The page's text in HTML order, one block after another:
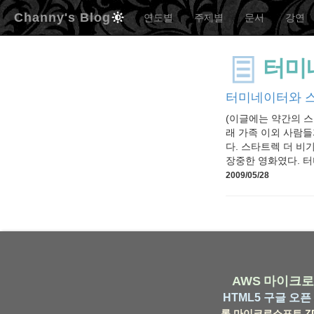
Channy's Blog 연도별 주제별 문서 강연
터미
터미네이터와
(이글에는 약간의
래 가족 이외 사람
다. 스타트렉 더 비
장중한 영화였다.
2009/05/28
AWS 마이크
HTML5 구글 오픈